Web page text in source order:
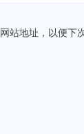
站地址，以便下